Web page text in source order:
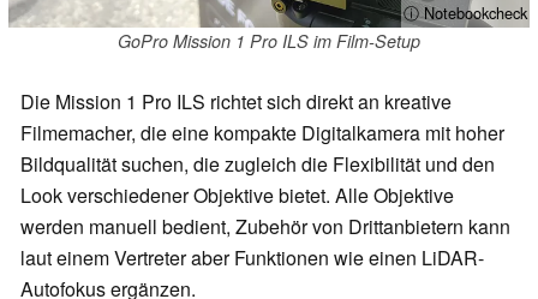
ⓘ Notebookcheck
GoPro Mission 1 Pro ILS im Film-Setup
Die Mission 1 Pro ILS richtet sich direkt an kreative
Filmemacher, die eine kompakte Digitalkamera mit hoher
Bildqualität suchen, die zugleich die Flexibilität und den
Look verschiedener Objektive bietet. Alle Objektive
werden manuell bedient, Zubehör von Drittanbietern kann
laut einem Vertreter aber Funktionen wie einen LiDAR-
Autofokus ergänzen.